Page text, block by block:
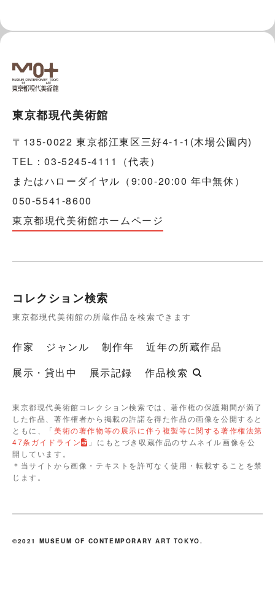
東京都現代美術館
〒135-0022 東京都江東区三好4-1-1(木場公園内)
TEL：03-5245-4111（代表）
またはハローダイヤル（9:00-20:00 年中無休）
050-5541-8600
東京都現代美術館ホームページ
コレクション検索
東京都現代美術館の所蔵作品を検索できます
作家 ジャンル 制作年
近年の所蔵作品
展示・貸出中
展示記録 作品検索
東京都現代美術館コレクション検索では、著作権の保護期間が満了
した作品、著作権者から掲載の許諾を得た作品の画像を公開すると
ともに、「美術の著作物等の展示に伴う複製等に関する著作権法第
47条ガイドライン
」にもとづき収蔵作品のサムネイル画像を公
開しています。
＊当サイトから画像・テキストを許可なく使用・転載することを禁
じます。
©2021 MUSEUM OF CONTEMPORARY ART TOKYO.